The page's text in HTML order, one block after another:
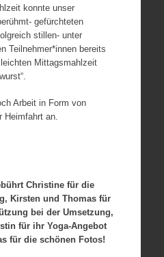
konnte unser
gefürchteten
stillen- unter
Teilnehmer*innen bereits
Mittagsmahlzeit
Arbeit in Form von
Heimfahrt an.
Christine für die
Kirsten und Thomas für
bei der Umsetzung,
für ihr Yoga-Angebot
für die schönen Fotos!